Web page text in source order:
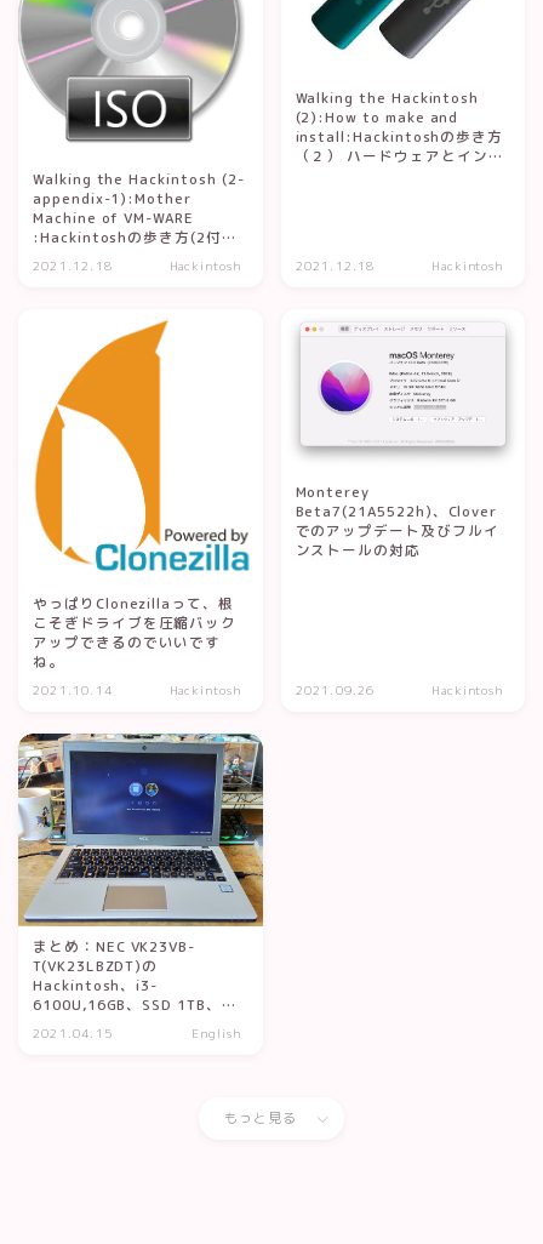
Walking the Hackintosh (2-
appendix-1):Mother
Machine of VM-WARE
:Hackintoshの歩き方(2付録
の１):VM-WAREのマザーマシ
ン
2021.12.18 Hackintosh
Walking the Hackintosh
(2):How to make and
install:Hackintoshの歩き方
（２） ハードウェアとインス
2021.12.18 Hackintosh
やっぱりClonezillaって、根
こそぎドライブを圧縮バック
アップできるのでいいです
ね。
2021.10.14 Hackintosh
Monterey
Beta7(21A5522h)、Clover
でのアップデート及びフルイ
ンストールの対応
2021.09.26 Hackintosh
まとめ：NEC VK23VB-
T(VK23LBZDT)の
Hackintosh、i3-
6100U,16GB、SSD 1TB、
Dualboot(Clover&OpenCore
2021.04.15 English
もっと見る